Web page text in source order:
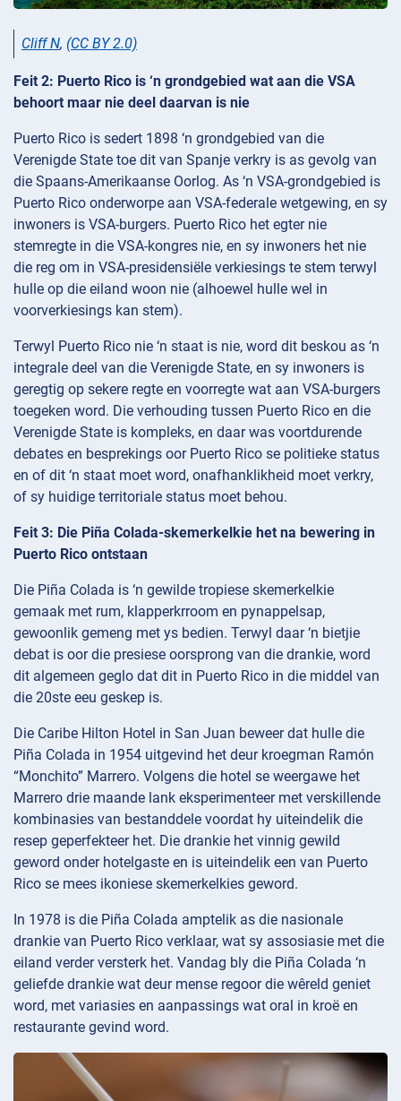
Cliff N, (CC BY 2.0)
Feit 2: Puerto Rico is ‘n grondgebied wat aan die VSA
behoort maar nie deel daarvan is nie
Puerto Rico is sedert 1898 ‘n grondgebied van die
Verenigde State toe dit van Spanje verkry is as gevolg van
die Spaans-Amerikaanse Oorlog. As ‘n VSA-grondgebied is
Puerto Rico onderworpe aan VSA-federale wetgewing, en sy
inwoners is VSA-burgers. Puerto Rico het egter nie
stemregte in die VSA-kongres nie, en sy inwoners het nie
die reg om in VSA-presidensiële verkiesings te stem terwyl
hulle op die eiland woon nie (alhoewel hulle wel in
voorverkiesings kan stem).
Terwyl Puerto Rico nie ‘n staat is nie, word dit beskou as ‘n
integrale deel van die Verenigde State, en sy inwoners is
geregtig op sekere regte en voorregte wat aan VSA-burgers
toegeken word. Die verhouding tussen Puerto Rico en die
Verenigde State is kompleks, en daar was voortdurende
debates en besprekings oor Puerto Rico se politieke status
en of dit ‘n staat moet word, onafhanklikheid moet verkry,
of sy huidige territoriale status moet behou.
Feit 3: Die Piña Colada-skemerkelkie het na bewering in
Puerto Rico ontstaan
Die Piña Colada is ‘n gewilde tropiese skemerkelkie
gemaak met rum, klapperkrroom en pynappelsap,
gewoonlik gemeng met ys bedien. Terwyl daar ‘n bietjie
debat is oor die presiese oorsprong van die drankie, word
dit algemeen geglo dat dit in Puerto Rico in die middel van
die 20ste eeu geskep is.
Die Caribe Hilton Hotel in San Juan beweer dat hulle die
Piña Colada in 1954 uitgevind het deur kroegman Ramón
“Monchito” Marrero. Volgens die hotel se weergawe het
Marrero drie maande lank eksperimenteer met verskillende
kombinasies van bestanddele voordat hy uiteindelik die
resep geperfekteer het. Die drankie het vinnig gewild
geword onder hotelgaste en is uiteindelik een van Puerto
Rico se mees ikoniese skemerkelkies geword.
In 1978 is die Piña Colada amptelik as die nasionale
drankie van Puerto Rico verklaar, wat sy assosiasie met die
eiland verder versterk het. Vandag bly die Piña Colada ‘n
geliefde drankie wat deur mense regoor die wêreld geniet
word, met variasies en aanpassings wat oral in kroë en
restaurante gevind word.